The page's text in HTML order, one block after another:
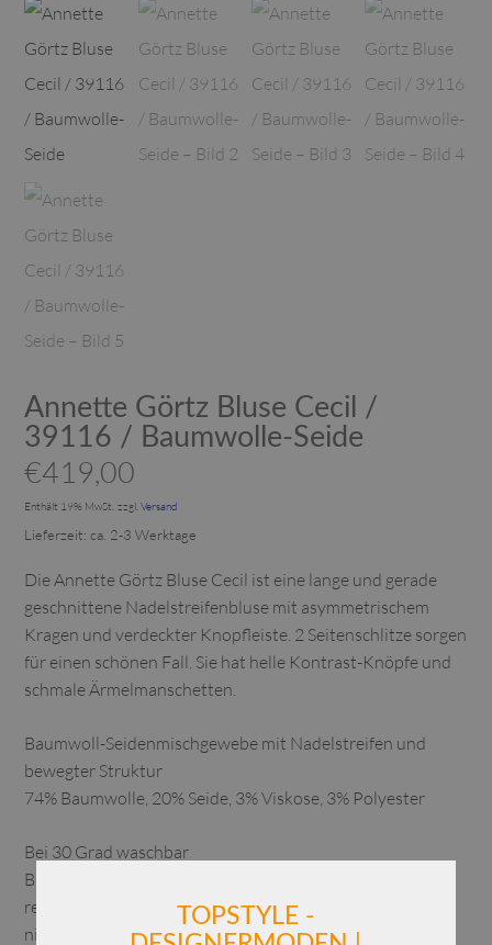
Annette Görtz Bluse Cecil /
39116 / Baumwolle-Seide
€419,00
Enthält 19% MwSt. zzgl.Versand
Lieferzeit: ca. 2-3 Werktage
Die Annette Görtz Bluse Cecil ist eine lange und gerade
geschnittene Nadelstreifenbluse mit asymmetrischem
Kragen und verdeckter Knopfleiste. 2 Seitenschlitze sorgen
für einen schönen Fall. Sie hat helle Kontrast-Knöpfe und
schmale Ärmelmanschetten.
Baumwoll-Seidenmischgewebe mit Nadelstreifen und
bewegter Struktur
74% Baumwolle, 20% Seide, 3% Viskose, 3% Polyester
Bei 30 Grad waschbar
Bügeln 2 Punkte
reinigen
nicht chloren
TOPSTYLE -